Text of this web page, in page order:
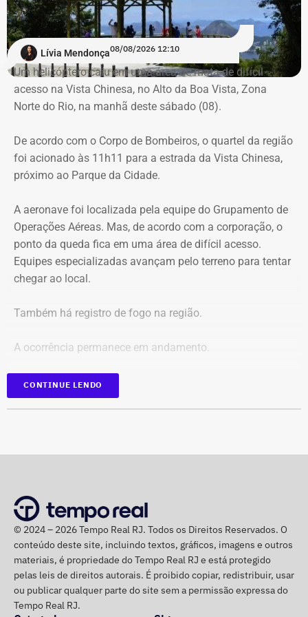
criança de 2 anos — Foto: Reprodução.
O pedido de Búzios à Justiça
Em caráter urgente, antes da apresentação da defesa das
empresas, a prefeitura solicitou:
Preservação integral dos registros dos nove perfis;
Entrega dos dados de titulares e administradores;
Identificação de anunciantes e financiadores;
Cruzamento técnico das informações das contas;
Retirada das publicações relacionadas no processo;
Interrupção de anúncios e impulsionamentos;
Suspensão temporária de contas que não fossem
vinculadas a pessoas autênticas;
Proibição de distribuição paga por contas ainda não
campanha ou conjunto de dados.
No julgamento definitivo, o município pretende obter a
remoção permanente dos conteúdos considerados
ilícitos, a desativação das contas comprovadamente
falsas ou utilizadas continuamente para ilegalidades e a
exclusão de cópias idênticas das publicações.
mobilizados.
Para dar apoio às buscas do Corpo de Bombeiros, o
ICMBio informou que um pequeno e restrito trecho da
Estrada da Vista Chinesa, em frente ao pagode chinês da
Vista Chinesa, foi interditado. A Vista Chinesa fica dentro
do Parque Nacional da Tijuca
Lívia Mendonça08/08/2026 12:10
Um helicóptero caiu em uma área de mata de difícil
acesso na Vista Chinesa, no Alto da Boa Vista, Zona
Norte do Rio, na manhã deste sábado (08).
De acordo com o Corpo de Bombeiros, o quartel da região
foi acionado às 11h11 para a estrada da Vista Chinesa,
próximo ao Parque da Cidade.
A aeronave foi localizada pela equipe do Grupamento de
Operações Aéreas. Mas, de acordo com a corporação, o
ponto da queda fica em uma área de difícil acesso.
Equipes especializadas avançam pelo terreno para tentar
chegar ao local.
Também há registro de fogo na região.
A ocorrência permanece em andamento.
*Em atualização
CONTINUE LENDO
© 2024 – 2026 Tempo Real RJ. Todos os Direitos Reservados. O
conteúdo deste site, incluindo textos, gráficos, imagens e outros
materiais, é propriedade do Tempo Real RJ e está protegido
pelas leis de direitos autorais. É proibido copiar, redistribuir, usar
ou publicar qualquer parte do site sem a permissão expressa do
Tempo Real RJ.